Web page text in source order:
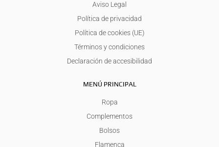
Aviso Legal
Política de privacidad
Política de cookies (UE)
Términos y condiciones
Declaración de accesibilidad
MENÚ PRINCIPAL
Ropa
Complementos
Bolsos
Flamenca